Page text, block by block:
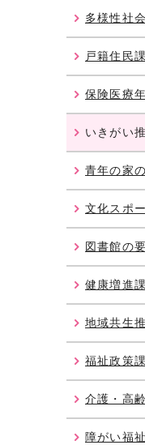
多様性社
戸籍住民
保険医療
いきがい
青年の家
文化スポ
図書館の
健康増進
地域共生
福祉政策
介護・高
障がい福